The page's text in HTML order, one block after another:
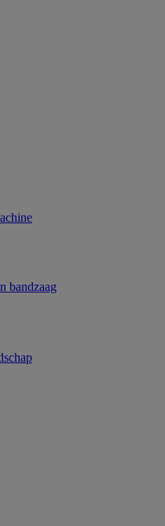
bandzaag